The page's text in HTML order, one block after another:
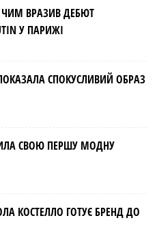
ЧИМ ВРАЗИВ ДЕБЮТ
У ПАРИЖІ
СПОКУСЛИВИЙ ОБРАЗ
СВОЮ ПЕРШУ МОДНУ
КОСТЕЛЛО ГОТУЄ БРЕНД ДО